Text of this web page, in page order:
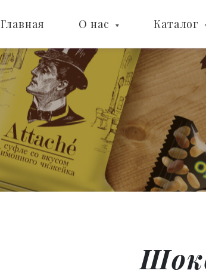
Главная О нас Каталог